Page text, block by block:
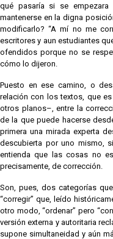
qué pasaría si se
mantenerse en la digna
modificarlo? “A mí no me
escritores y aun estudiantes
ofendidos porque no se
cómo lo dijeron.
Puesto en ese camino, o
relación con los textos, que
otros planos–, entre la
de la que puede hacerse
primera una mirada experta
descubierta por uno mismo,
entienda que las cosas no
precisamente, de corrección.
Son, pues, dos categorías
“corregir” que, leído
otro modo, “ordenar” pero
versión externa y autoritaria
supone simultaneidad y aún